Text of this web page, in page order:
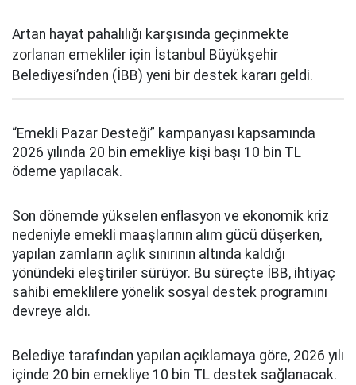
Artan hayat pahalılığı karşısında geçinmekte
zorlanan emekliler için İstanbul Büyükşehir
Belediyesi’nden (İBB) yeni bir destek kararı geldi.
“Emekli Pazar Desteği” kampanyası kapsamında
2026 yılında 20 bin emekliye kişi başı 10 bin TL
ödeme yapılacak.
Son dönemde yükselen enflasyon ve ekonomik kriz
nedeniyle emekli maaşlarının alım gücü düşerken,
yapılan zamların açlık sınırının altında kaldığı
yönündeki eleştiriler sürüyor. Bu süreçte İBB, ihtiyaç
sahibi emeklilere yönelik sosyal destek programını
devreye aldı.
Belediye tarafından yapılan açıklamaya göre, 2026 yılı
içinde 20 bin emekliye 10 bin TL destek sağlanacak.